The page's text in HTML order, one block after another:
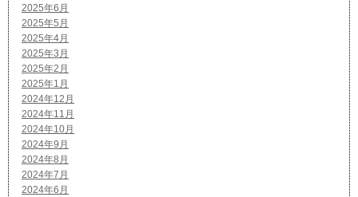
2025年6月
2025年5月
2025年4月
2025年3月
2025年2月
2025年1月
2024年12月
2024年11月
2024年10月
2024年9月
2024年8月
2024年7月
2024年6月